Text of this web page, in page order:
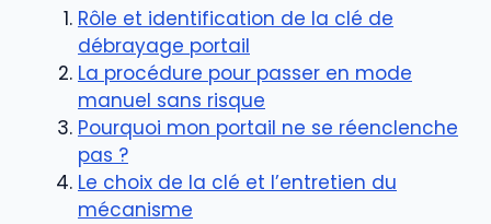
Rôle et identification de la clé de
débrayage portail
La procédure pour passer en mode
manuel sans risque
Pourquoi mon portail ne se réenclenche
pas ?
Le choix de la clé et l’entretien du
mécanisme